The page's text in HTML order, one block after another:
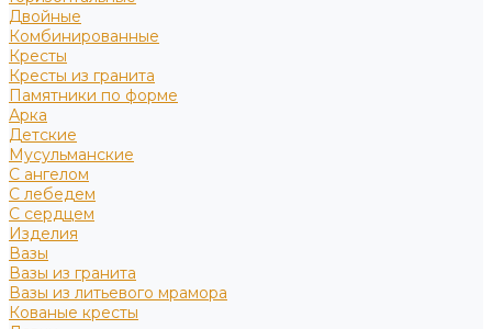
Двойные
Комбинированные
Кресты
Кресты из гранита
Памятники по форме
Арка
Детские
Мусульманские
С ангелом
С лебедем
С сердцем
Изделия
Вазы
Вазы из гранита
Вазы из литьевого мрамора
Кованые кресты